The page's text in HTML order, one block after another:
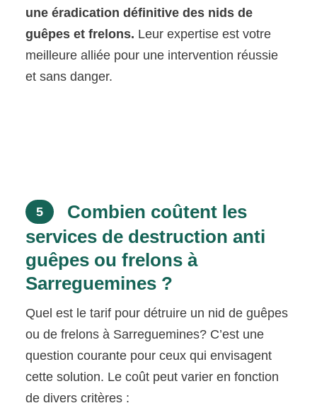
une éradication définitive des nids de
guêpes et frelons. Leur expertise est votre
meilleure alliée pour une intervention réussie
et sans danger.
5
Combien coûtent les
services de destruction anti
guêpes ou frelons à
Sarreguemines ?
Quel est le tarif pour détruire un nid de guêpes
ou de frelons à Sarreguemines? C’est une
question courante pour ceux qui envisagent
cette solution. Le coût peut varier en fonction
de divers critères :